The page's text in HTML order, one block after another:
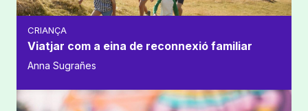
CRIANÇA
Viatjar com a eina de reconnexió familiar
Anna Sugrañes